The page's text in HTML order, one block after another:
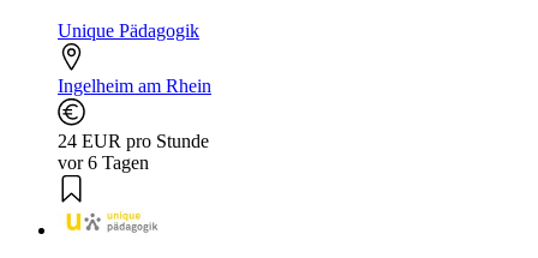
Unique Pädagogik
Ingelheim am Rhein
24 EUR pro Stunde
vor 6 Tagen